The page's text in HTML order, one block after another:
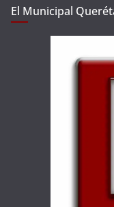
El Municipal